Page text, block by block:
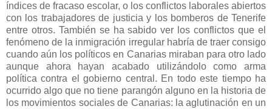
índices de fracaso escolar, o los conflictos laborales abiertos
con los trabajadores de justicia y los bomberos de Tenerife
entre otros. También se ha sabido ver los conflictos que el
fenómeno de la inmigración irregular habría de traer consigo
cuando aún los políticos en Canarias miraban para otro lado
aunque ahora hayan acabado utilizándolo como arma
política contra el gobierno central. En todo este tiempo ha
ocurrido algo que no tiene parangón alguno en la historia de
los movimientos sociales de Canarias: la aglutinación en un